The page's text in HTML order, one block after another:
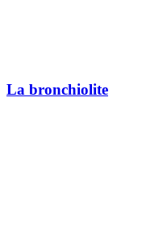
La bronchiolite